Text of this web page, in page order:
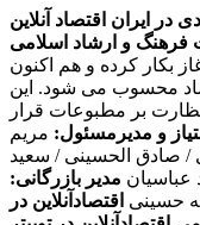
در ایران اقتصاد آنلاین
۷۴۳۳۴ از وزارت فرهنگ و ارشاد اسلامی
پایگاه خبری از سال ۸۹ آغاز بکار کرده و هم اکنون
محسوب می شود. این
بر مطبوعات قرار
و مدیرمسئول: مریم
صادق الحسینی / سعید
عباسیان مدیر بازرگانی:
حسینی اقتصادآنلاین در